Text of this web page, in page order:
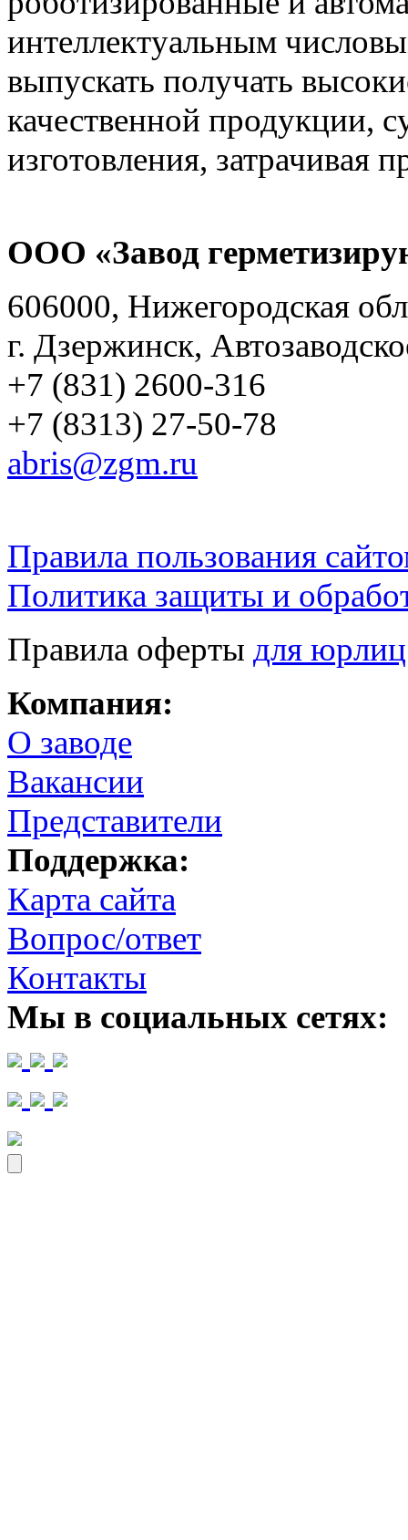
интеллектуальным
выпускать получать
качественной продукции,
изготовления, затрачивая
ООО «Завод
606000, Нижегородская
г. Дзержинск,
+7 (831) 2600-316
+7 (8313) 27-50-78
abris@zgm.ru
Правила пользования
Политика защиты и
Правила оферты для
Компания:
О заводе
Вакансии
Представители
Поддержка:
Карта сайта
Вопрос/ответ
Контакты
Мы в социальных сетях: